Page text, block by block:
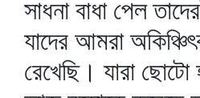
সাধনা বাধা পেল
যাদের আমরা
রেখেছি। যারা ছোটো